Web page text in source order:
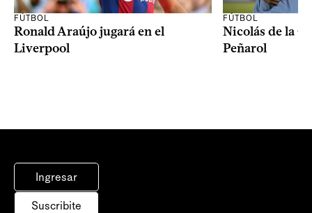
FÚTBOL
Ronald Araújo jugará en el
Liverpool
FÚTBOL
Nicolás de la
Peñarol
Ingresar
Suscribite